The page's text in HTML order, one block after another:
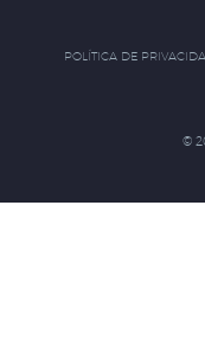
POLÍTICA DE
©